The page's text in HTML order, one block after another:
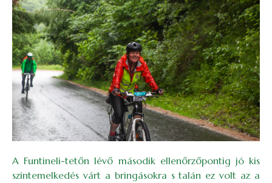
A Funtineli-tetőn lévő második ellenőrzőpontig jó kis
szintemelkedés várt a bringásokra s talán ez volt az a